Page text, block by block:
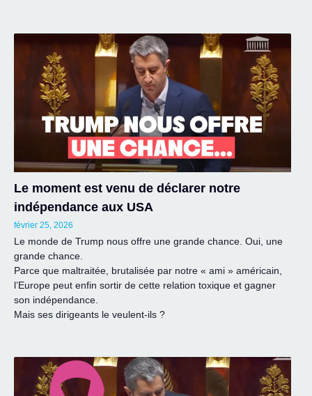
Le moment est venu de déclarer notre
indépendance aux USA
février 25, 2026
Le monde de Trump nous offre une grande chance. Oui, une
grande chance.
Parce que maltraitée, brutalisée par notre « ami » américain,
l’Europe peut enfin sortir de cette relation toxique et gagner
son indépendance.
Mais ses dirigeants le veulent-ils ?